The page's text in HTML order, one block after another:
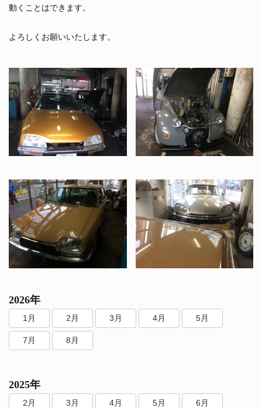
動くことはできます。
よろしくお願いいたします。
2026年
1月 2月 3月 4月 5月
7月 8月
2025年
2月 3月 4月 5月 6月